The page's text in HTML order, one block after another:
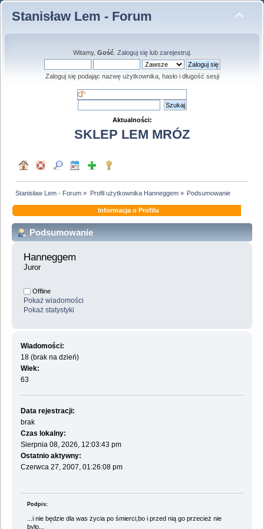
Stanisław Lem - Forum
Witamy, Gość. Zaloguj sięlub zarejestruj.
Zaloguj się podając nazwę użytkownika, hasło i długość sesji
Aktualności:
SKLEP LEM MRÓZ
Stanisław Lem - Forum » Profil użytkownika Hanneggem» Podsumowanie
Informacja o Profilu
Podsumowanie
Hanneggem
Juror
Offline
Pokaż wiadomości
Pokaż statystyki
Wiadomości:
18 (brak na dzień)
Wiek:
63
Data rejestracji:
brak
Czas lokalny:
Sierpnia 08, 2026, 12:03:43 pm
Ostatnio aktywny:
Czerwca 27, 2007, 01:26:08 pm
Podpis:
...i nie będzie dla was życia po śmierci,bo i przed nią go przecież nie
było...